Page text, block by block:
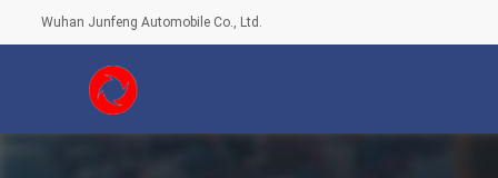
Wuhan Junfeng Automobile Co., Ltd.